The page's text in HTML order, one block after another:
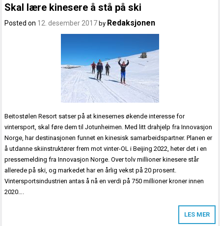
Skal lære kinesere å stå på ski
Posted on 12. desember 2017 by Redaksjonen
Beitostølen Resort satser på at kinesernes økende interesse for
vintersport, skal føre dem til Jotunheimen. Med litt drahjelp fra Innovasjon
Norge, har destinasjonen funnet en kinesisk samarbeidspartner. Planen er
å utdanne skiinstruktører frem mot vinter-OL i Beijing 2022, heter det i en
pressemelding fra Innovasjon Norge. Over tolv millioner kinesere står
allerede på ski, og markedet har en årlig vekst på 20 prosent.
Vintersportsindustrien antas å nå en verdi på 750 millioner kroner innen
2020….
LES MER